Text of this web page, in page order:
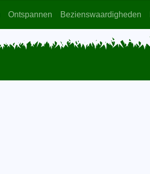
Ontspannen Bezienswaardigheden